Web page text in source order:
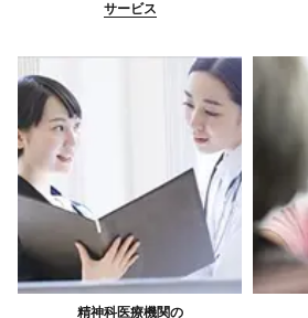
サービス
精神科医療機関の